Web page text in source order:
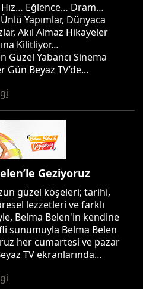
Eğlence… Dram…
Yapımlar, Dünyaca
Akıl Almaz Hikayeler
Kilitliyor…
Güzel Yabancı Sinema
Gün Beyaz TV’de...
Geziyoruz
güzel köşeleri; tarihi,
lezzetleri ve farklı
Belma Belen'in kendine
sunumuyla Belma Belen
her cumartesi ve pazar
TV ekranlarında…